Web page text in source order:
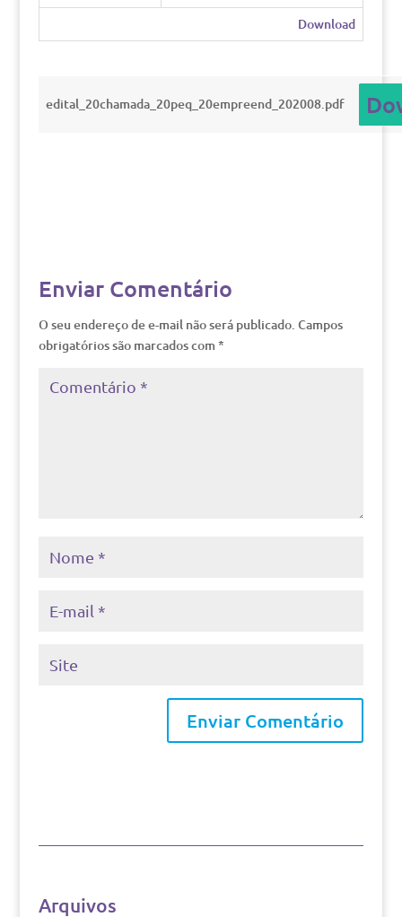
Download
edital_20chamada_20peq_20empreend_202008.pdf
Enviar Comentário
O seu endereço de e-mail não será publicado. Campos
obrigatórios são marcados com *
Arquivos